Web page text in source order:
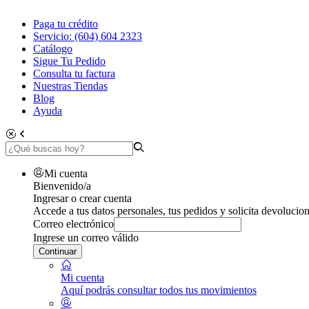
Paga tu crédito
Servicio: (604) 604 2323
Catálogo
Sigue Tu Pedido
Consulta tu factura
Nuestras Tiendas
Blog
Ayuda
Mi cuenta
Bienvenido/a
Ingresar o crear cuenta
Accede a tus datos personales, tus pedidos y solicita
Correo electrónico
Ingrese un correo válido
Continuar
Mi cuenta
Aquí podrás consultar todos tus movimientos